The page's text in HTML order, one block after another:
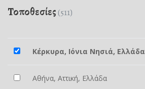
Τοποθεσίες (511)
Κέρκυρα, Ιόνια Νησιά, Ελλάδα
Αθήνα, Αττική, Ελλάδα